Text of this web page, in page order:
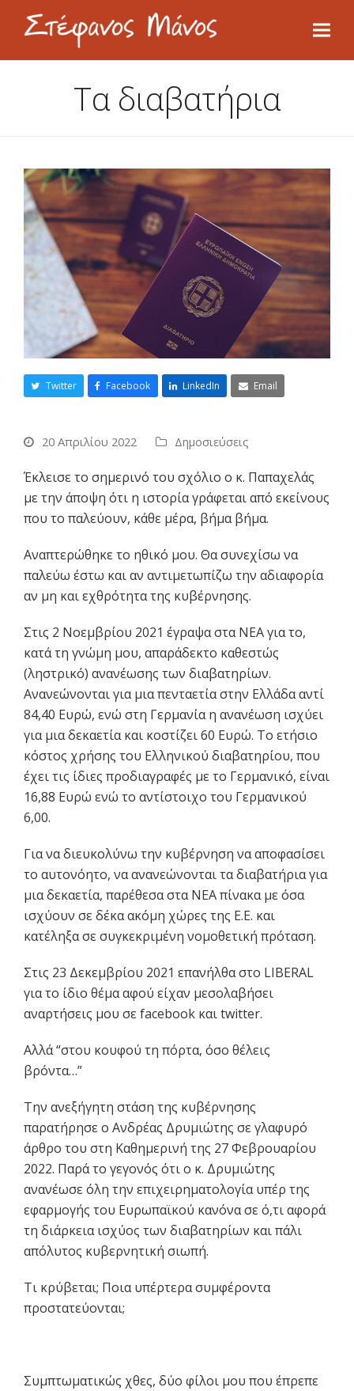
Τα διαβατήρια
Twitter Facebook LinkedIn Email
20 Απριλίου 2022 Δημοσιεύσεις
Έκλεισε το σημερινό του σχόλιο ο κ. Παπαχελάς
με την άποψη ότι η ιστορία γράφεται από εκείνους
που το παλεύουν, κάθε μέρα, βήμα βήμα.
Αναπτερώθηκε το ηθικό μου. Θα συνεχίσω να
παλεύω έστω και αν αντιμετωπίζω την αδιαφορία
αν μη και εχθρότητα της κυβέρνησης.
Στις 2 Νοεμβρίου 2021 έγραψα στα ΝΕΑ για το,
κατά τη γνώμη μου, απαράδεκτο καθεστώς
(ληστρικό) ανανέωσης των διαβατηρίων.
Ανανεώνονται για μια πενταετία στην Ελλάδα αντί
84,40 Ευρώ, ενώ στη Γερμανία η ανανέωση ισχύει
για μια δεκαετία και κοστίζει 60 Ευρώ. Το ετήσιο
κόστος χρήσης του Ελληνικού διαβατηρίου, που
έχει τις ίδιες προδιαγραφές με το Γερμανικό, είναι
16,88 Ευρώ ενώ το αντίστοιχο του Γερμανικού
6,00.
Για να διευκολύνω την κυβέρνηση να αποφασίσει
το αυτονόητο, να ανανεώνονται τα διαβατήρια για
μια δεκαετία, παρέθεσα στα ΝΕΑ πίνακα με όσα
ισχύουν σε δέκα ακόμη χώρες της Ε.Ε. και
κατέληξα σε συγκεκριμένη νομοθετική πρόταση.
Στις 23 Δεκεμβρίου 2021 επανήλθα στο LIBERAL
για το ίδιο θέμα αφού είχαν μεσολαβήσει
αναρτήσεις μου σε facebook και twitter.
Αλλά “στου κουφού τη πόρτα, όσο θέλεις
βρόντα…”
Την ανεξήγητη στάση της κυβέρνησης
παρατήρησε ο Ανδρέας Δρυμιώτης σε γλαφυρό
άρθρο του στη Καθημερινή της 27 Φεβρουαρίου
2022. Παρά το γεγονός ότι ο κ. Δρυμιώτης
ανανέωσε όλη την επιχειρηματολογία υπέρ της
εφαρμογής του Ευρωπαϊκού κανόνα σε ό,τι αφορά
τη διάρκεια ισχύος των διαβατηρίων και πάλι
απόλυτος κυβερνητική σιωπή.
Τι κρύβεται; Ποια υπέρτερα συμφέροντα
προστατεύονται;
Συμπτωματικώς χθες, δύο φίλοι μου που έπρεπε